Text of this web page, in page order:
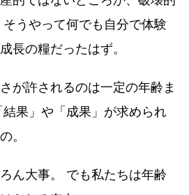
うやって何でも自分で体験
長の糧だったはず。
が許されるのは一定の年齢ま
果」や「成果」が求められ
。
ん大事。 でも私たちは年齢